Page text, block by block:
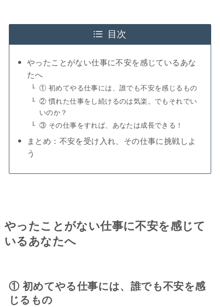
目次
やったことがない仕事に不安を感じているあな
たへ
① 初めてやる仕事には、誰でも不安を感じるもの
② 慣れた仕事をし続けるのは気楽。でもそれでい
いのか？
③ その仕事をすれば、あなたは成長できる！
まとめ：不安を受け入れ、その仕事に挑戦しよ
う
やったことがない仕事に不安を感じて
いるあなたへ
① 初めてやる仕事には、誰でも不安を感
じるもの